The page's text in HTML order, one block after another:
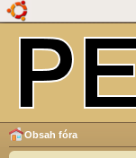
Obsah fóra